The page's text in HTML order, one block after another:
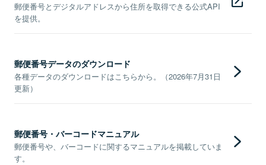
郵便番号とデジタルアドレスから住所を取得できる公式API
を提供。
郵便番号データのダウンロード
各種データのダウンロードはこちらから。（2026年7月31日
更新）
郵便番号・バーコードマニュアル
郵便番号や、バーコードに関するマニュアルを掲載していま
す。